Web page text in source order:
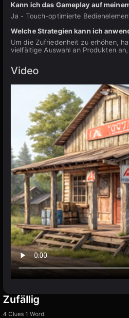
Kann ich das Gameplay auf
Ja - Touch-optimierte
Welche Strategien kann ich
Um die Zufriedenheit zu erhöhen,
vielfältige Auswahl an Produkten
Video
Zufällig
4 Clues 1 Word